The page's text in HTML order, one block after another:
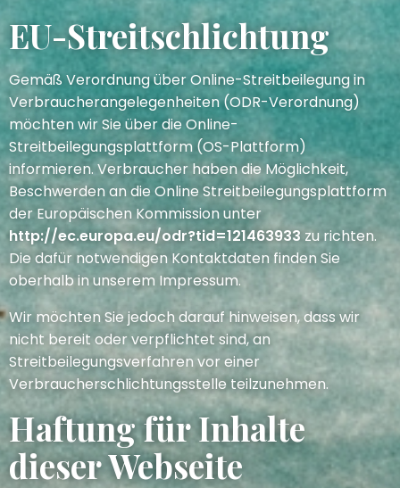
EU-Streitschlichtung
Gemäß Verordnung über Online-Streitbeilegung in
Verbraucherangelegenheiten (ODR-Verordnung)
möchten wir Sie über die Online-
Streitbeilegungsplattform (OS-Plattform)
informieren. Verbraucher haben die Möglichkeit,
Beschwerden an die Online Streitbeilegungsplattform
der Europäischen Kommission unter
http://ec.europa.eu/odr?tid=121463933 zu richten.
Die dafür notwendigen Kontaktdaten finden Sie
oberhalb in unserem Impressum.
Wir möchten Sie jedoch darauf hinweisen, dass wir
nicht bereit oder verpflichtet sind, an
Streitbeilegungsverfahren vor einer
Verbraucherschlichtungsstelle teilzunehmen.
Haftung für Inhalte
dieser Webseite